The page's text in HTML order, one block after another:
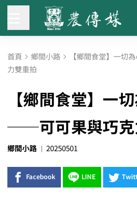
首頁 鄉間小路 【鄉間食堂】一
力雙重拍
【鄉間食堂】一
──可可果與巧
鄉間小路 20250501
Facebook LINE